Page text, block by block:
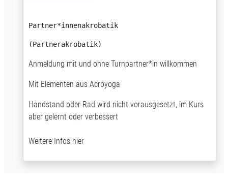
Partner*innenakrobatik
(Partnerakrobatik)
Anmeldung mit und ohne Turnpartner*in willkommen
Mit Elementen aus Acroyoga
Handstand oder Rad wird nicht vorausgesetzt, im Kurs
aber gelernt oder verbessert
Weitere Infos hier